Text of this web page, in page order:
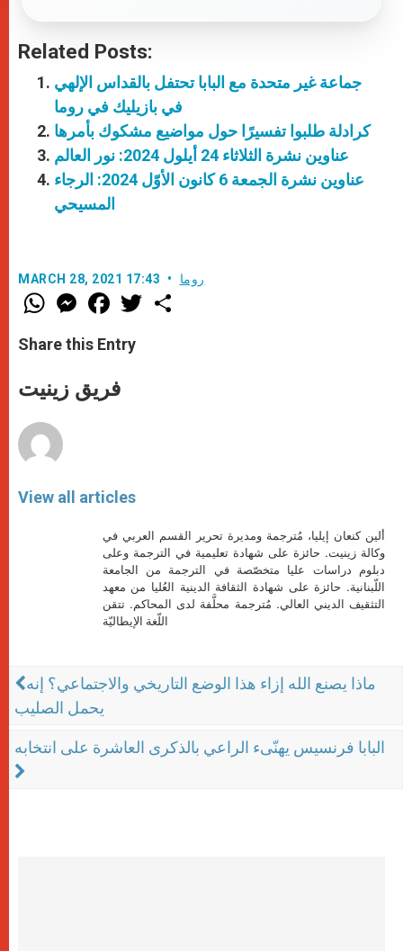
Related Posts:
جماعة غير متحدة مع البابا تحتفل بالقداس الإلهي
في بازيليك في روما
كرادلة طلبوا تفسيرًا حول مواضيع مشكوك بأمرها
عناوين نشرة الثلاثاء 24 أيلول 2024: نور العالم
عناوين نشرة الجمعة 6 كانون الأوّل 2024: الرجاء
المسيحي
MARCH 28, 2021 17:43 روما
W
h
t
s
p
p
M
e
s
e
g
e
F
a
e
b
o
k
w
Share this Entry
فريق زينيت
View all articles
ألين كنعان إيليا، مُترجمة ومديرة تحرير القسم العربي في
وكالة زينيت. حائزة على شهادة تعليمية في الترجمة وعلى
دبلوم دراسات عليا متخصّصة في الترجمة من الجامعة
اللّبنانية. حائزة على شهادة الثقافة الدينية العُليا من معهد
التثقيف الديني العالي. مُترجمة محلَّفة لدى المحاكم. تتقن
اللّغة الإيطاليّة
ماذا يصنع الله إزاء هذا الوضع التاريخي والاجتماعي؟ إنه
يحمل الصليب
البابا فرنسيس يهنّىء الراعي بالذكرى العاشرة على انتخابه